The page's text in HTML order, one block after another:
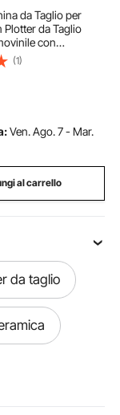
da Taglio per
da Taglio
con
5000 Risorse di
Sistema
iOS Mac
(1)
Ven. Ago. 7 - Mar.
al carrello
da taglio